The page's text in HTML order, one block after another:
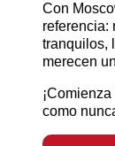
Con
referencia:
tranquilos,
merecen
como